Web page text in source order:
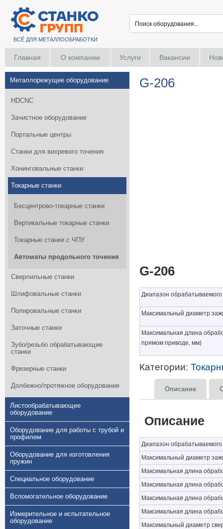
ВСЁ ДЛЯ МЕТАЛЛООБРАБОТКИ
Главная О компании Услуги Вакансии
Металлорежущее оборудование
HDCNC
Зачистное оборудование
Портальные центры
Станки для вихревого точения
Хонинговальные станки
Токарные станки
Бесцентрово-токарные станки
Вертикальные токарные станки
Токарные станки с ЧПУ
Автоматы продольного точения
Сверлильные станки
Шлифовальные станки
Полировальные станки
Заточные станки
Зубо/резьбо обрабатывающие
станки
Фрезерные станки
Долбежно/протяжное оборудование
Листообрабатывающее
оборудование
Оборудование для работы с трубой и
профилем
Оборудование для изготовления
пружин
Специальное оборудование
Вспомогательное оборудование
Измерительное и испытательное
оборудование
G-206
G-206
Диапазон обрабатываемого
Максимальный диаметр
Максимальная длина
прямом приводе, мм)
Категории:
Описание
Описание
Диапазон обрабатываемого
Максимальный диаметр
Максимальная длина
Максимальная длина
Максимальная длина
Максимальная длина
Максимальный диаметр